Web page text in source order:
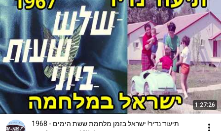
1:27:26
תיעוד נדיר! ישראל בזמן מלחמת ששת הימים - 1968